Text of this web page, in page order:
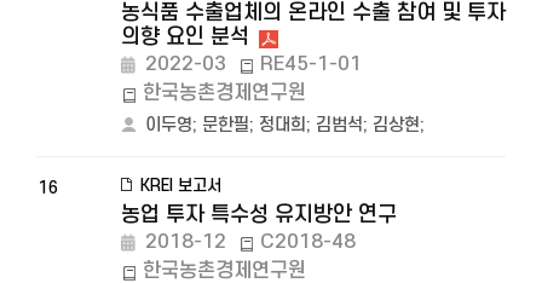
농식품 수출업체의 온라인 수출 참여 및 투자
의향 요인 분석
2022-03
RE45-1-01
한국농촌경제연구원
이두영; 문한필; 정대희 ; 김범석; 김상현;
16 KREI 보고서
농업 투자 특수성 유지방안 연구
2018-12
C2018-48
한국농촌경제연구원